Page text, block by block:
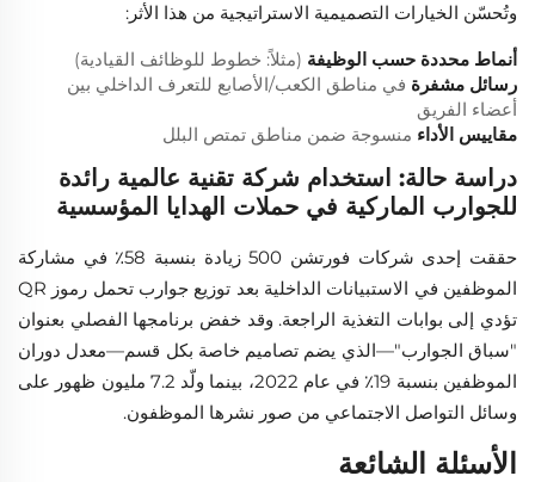
وتُحسّن الخيارات التصميمية الاستراتيجية من هذا الأثر:
أنماط محددة حسب الوظيفة (مثلاً: خطوط للوظائف القيادية)
رسائل مشفرة في مناطق الكعب/الأصابع للتعرف الداخلي بين
أعضاء الفريق
مقاييس الأداء منسوجة ضمن مناطق تمتص البلل
دراسة حالة: استخدام شركة تقنية عالمية رائدة
للجوارب الماركية في حملات الهدايا المؤسسية
حققت إحدى شركات فورتشن 500 زيادة بنسبة 58٪ في مشاركة
الموظفين في الاستبيانات الداخلية بعد توزيع جوارب تحمل رموز QR
تؤدي إلى بوابات التغذية الراجعة. وقد خفض برنامجها الفصلي بعنوان
"سباق الجوارب"—الذي يضم تصاميم خاصة بكل قسم—معدل دوران
الموظفين بنسبة 19٪ في عام 2022، بينما ولّد 7.2 مليون ظهور على
وسائل التواصل الاجتماعي من صور نشرها الموظفون.
الأسئلة الشائعة